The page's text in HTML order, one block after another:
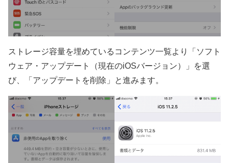
ストレージ容量を埋めているコンテンツ一覧より「ソフト
ウェア・アップデート（現在のiOSバージョン）」を選
び、「アップデートを削除」と進みます。